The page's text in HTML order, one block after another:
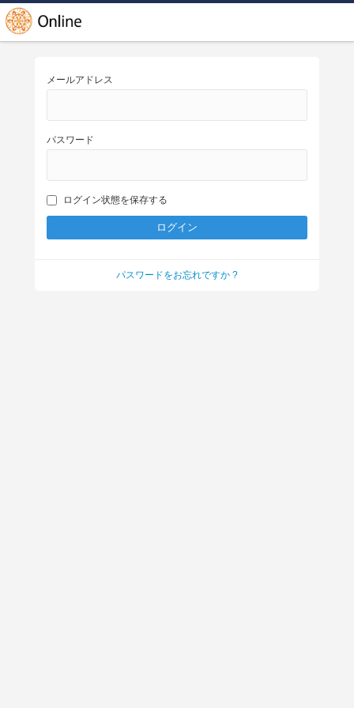
メールアドレス
パスワード
ログイン状態を保存する
パスワードをお忘れですか ?